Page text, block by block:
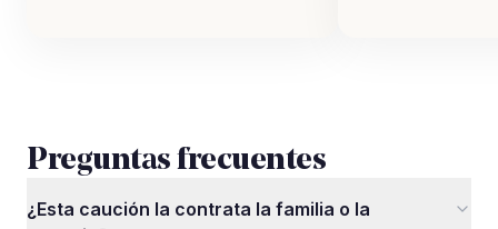
Preguntas frecuentes
¿Esta caución la contrata la familia o la